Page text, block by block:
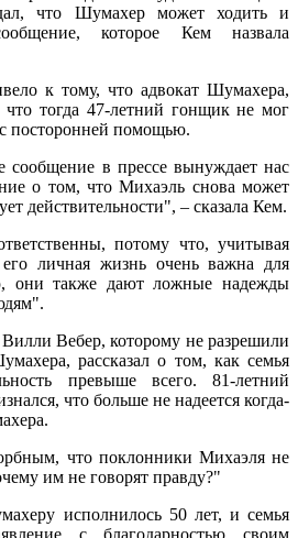
что Шумахер может ходить и
которое Кем назвала
к тому, что адвокат Шумахера,
тогда 47-летний гонщик не мог
посторонней помощью.
сообщение в прессе вынуждает нас
о том, что Михаэль снова может
действительности", – сказала Кем.
потому что, учитывая
его личная жизнь очень важна для
они также дают ложные надежды
Вебер, которому не разрешили
рассказал о том, как семья
превыше всего. 81-летний
что больше не надеется когда-
что поклонники Михаэля не
им не говорят правду?"
исполнилось 50 лет, и семья
с благодарностью своим